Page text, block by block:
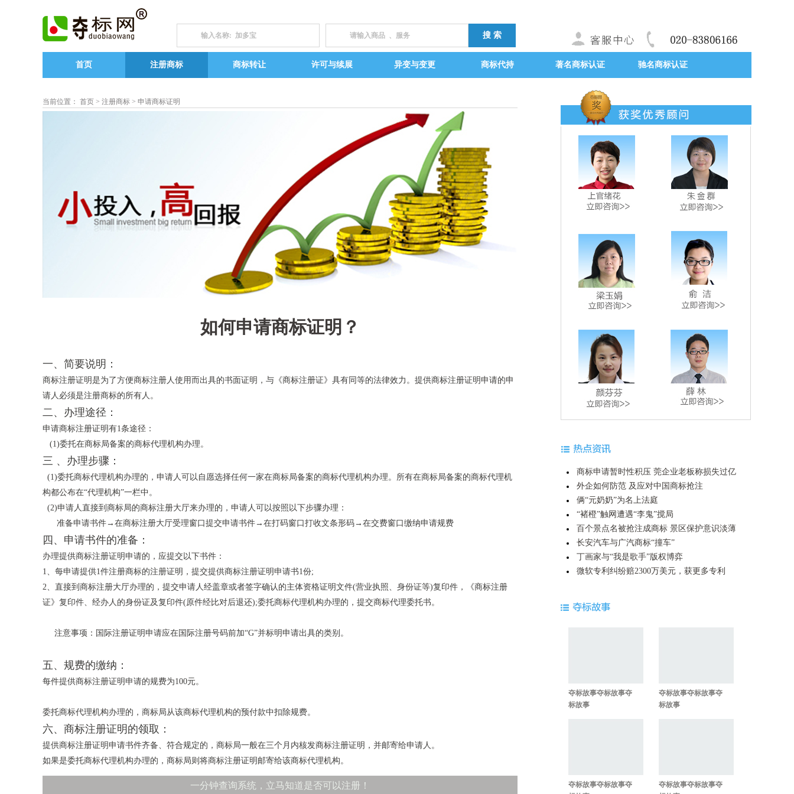
首页 注册商标 商标转让 许可与续展 异变与变更 商标代持 著名商标认证 驰名商标认证
当前位置： 首页 > 注册商标 > 申请商标证明
如何申请商标证明？
一、简要说明：
商标注册证明是为了方便商标注册人使用而出具的书面证明，与《商标注册证》具有同等的法律效力。提供商标注册证明申请的申
请人必须是注册商标的所有人。
二、办理途径：
申请商标注册证明有1条途径：
(1)委托在商标局备案的商标代理机构办理。
三 、办理步骤：
(1)委托商标代理机构办理的，申请人可以自愿选择任何一家在商标局备案的商标代理机构办理。所有在商标局备案的商标代理机
构都公布在“代理机构”一栏中。
(2)申请人直接到商标局的商标注册大厅来办理的，申请人可以按照以下步骤办理：
准备申请书件→在商标注册大厅受理窗口提交申请书件→在打码窗口打收文条形码→在交费窗口缴纳申请规费
四、申请书件的准备：
办理提供商标注册证明申请的，应提交以下书件：
1、每申请提供1件注册商标的注册证明，提交提供商标注册证明申请书1份;
2、直接到商标注册大厅办理的，提交申请人经盖章或者签字确认的主体资格证明文件(营业执照、身份证等)复印件，《商标注册
证》复印件、经办人的身份证及复印件(原件经比对后退还);委托商标代理机构办理的，提交商标代理委托书。
注意事项：国际注册证明申请应在国际注册号码前加“G”并标明申请出具的类别。
五、规费的缴纳：
每件提供商标注册证明申请的规费为100元。
委托商标代理机构办理的，商标局从该商标代理机构的预付款中扣除规费。
六、商标注册证明的领取：
提供商标注册证明申请书件齐备、符合规定的，商标局一般在三个月内核发商标注册证明，并邮寄给申请人。
如果是委托商标代理机构办理的，商标局则将商标注册证明邮寄给该商标代理机构。
一分钟查询系统，立马知道是否可以注册！
商标申请暂时性积压 莞企业老板称损失过亿
外企如何防范 及应对中国商标抢注
俩“元奶奶”为名上法庭
“褚橙”触网遭遇“李鬼”搅局
百个景点名被抢注成商标 景区保护意识淡薄
长安汽车与广汽商标“撞车”
丁画家与“我是歌手”版权博弈
微软专利纠纷赔2300万美元，获更多专利
夺标故事夺标故事夺
标故事
夺标故事夺标故事夺
标故事
夺标故事夺标故事夺
夺标故事夺标故事夺